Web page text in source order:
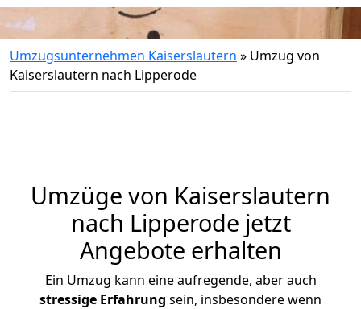
Umzugsunternehmen Kaiserslautern » Umzug von
Kaiserslautern nach Lipperode
Umzüge von Kaiserslautern
nach Lipperode jetzt
Angebote erhalten
Ein Umzug kann eine aufregende, aber auch
stressige Erfahrung sein, insbesondere wenn